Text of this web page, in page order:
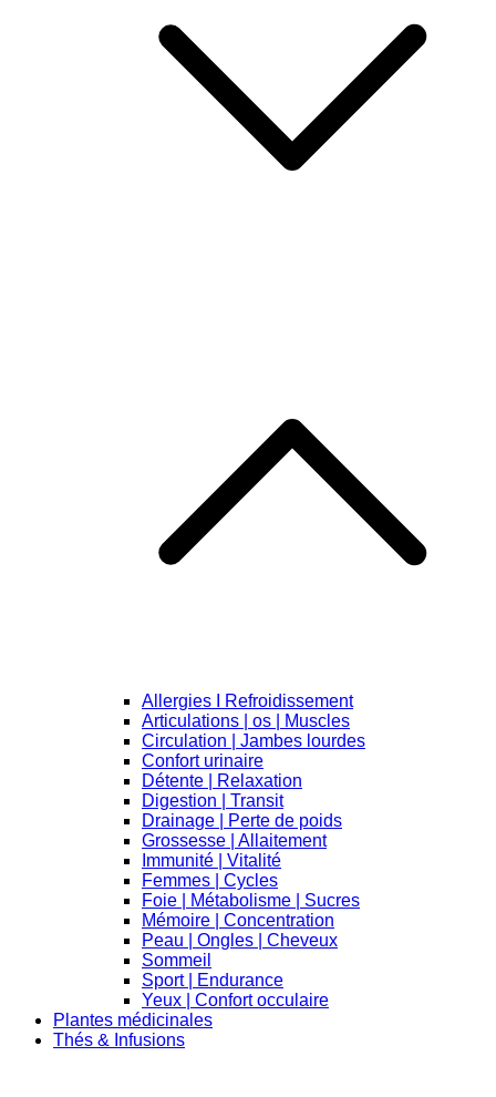
Allergies I Refroidissement
Articulations | os | Muscles
Circulation | Jambes lourdes
Confort urinaire
Détente | Relaxation
Digestion | Transit
Drainage | Perte de poids
Grossesse | Allaitement
Immunité | Vitalité
Femmes | Cycles
Foie | Métabolisme | Sucres
Mémoire | Concentration
Peau | Ongles | Cheveux
Sommeil
Sport | Endurance
Yeux | Confort occulaire
Plantes médicinales
Thés & Infusions